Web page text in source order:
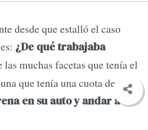
desde que estalló el caso
¿De qué trabajaba
muchas facetas que tenía el
que tenía una cuota de
en su auto y andar a